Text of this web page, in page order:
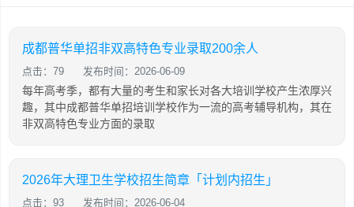
成都普华单招非双高特色专业录取200余人
点击：79 发布时间：2026-06-09
每年高考季，都有大量的考生和家长对各大培训学校产生浓厚兴
趣，其中成都普华单招培训学校作为一流的高考辅导机构，其在
非双高特色专业方面的录取
2026年大理卫生学校招生简章「计划内招生」
点击：93 发布时间：2026-06-04